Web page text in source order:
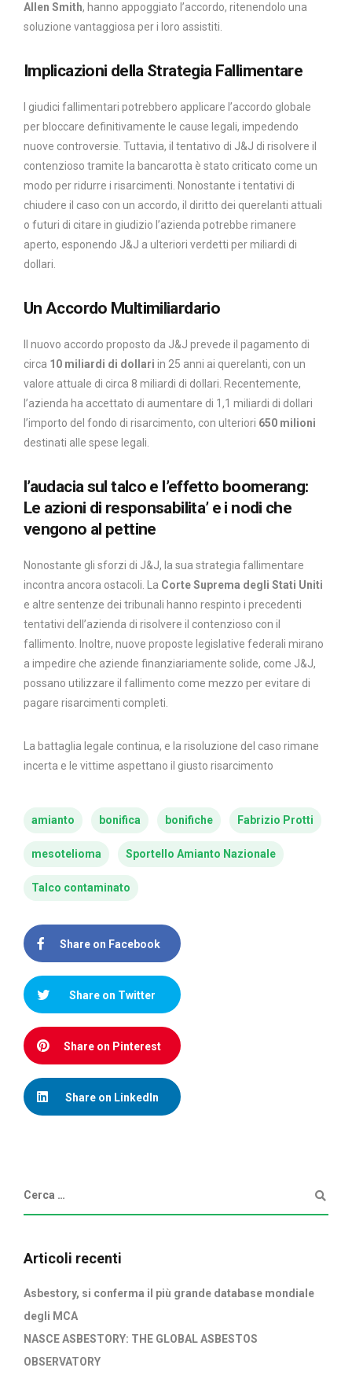
Allen Smith, hanno appoggiato l’accordo, ritenendolo una
soluzione vantaggiosa per i loro assistiti.
Implicazioni della Strategia Fallimentare
I giudici fallimentari potrebbero applicare l’accordo globale
per bloccare definitivamente le cause legali, impedendo
nuove controversie. Tuttavia, il tentativo di J&J di risolvere il
contenzioso tramite la bancarotta è stato criticato come un
modo per ridurre i risarcimenti. Nonostante i tentativi di
chiudere il caso con un accordo, il diritto dei querelanti attuali
o futuri di citare in giudizio l’azienda potrebbe rimanere
aperto, esponendo J&J a ulteriori verdetti per miliardi di
dollari.
Un Accordo Multimiliardario
Il nuovo accordo proposto da J&J prevede il pagamento di
circa 10 miliardi di dollari in 25 anni ai querelanti, con un
valore attuale di circa 8 miliardi di dollari. Recentemente,
l’azienda ha accettato di aumentare di 1,1 miliardi di dollari
l’importo del fondo di risarcimento, con ulteriori 650 milioni
destinati alle spese legali.
l’audacia sul talco e l’effetto boomerang:
Le azioni di responsabilita’ e i nodi che
vengono al pettine
Nonostante gli sforzi di J&J, la sua strategia fallimentare
incontra ancora ostacoli. La Corte Suprema degli Stati Uniti
e altre sentenze dei tribunali hanno respinto i precedenti
tentativi dell’azienda di risolvere il contenzioso con il
fallimento. Inoltre, nuove proposte legislative federali mirano
a impedire che aziende finanziariamente solide, come J&J,
possano utilizzare il fallimento come mezzo per evitare di
pagare risarcimenti completi.
La battaglia legale continua, e la risoluzione del caso rimane
incerta e le vittime aspettano il giusto risarcimento
amianto bonifica bonifiche Fabrizio Protti
mesotelioma Sportello Amianto Nazionale
Talco contaminato
Share on Facebook
Share on Twitter
Share on Pinterest
Share on LinkedIn
Articoli recenti
Asbestory, si conferma il più grande database mondiale
degli MCA
NASCE ASBESTORY: THE GLOBAL ASBESTOS
OBSERVATORY